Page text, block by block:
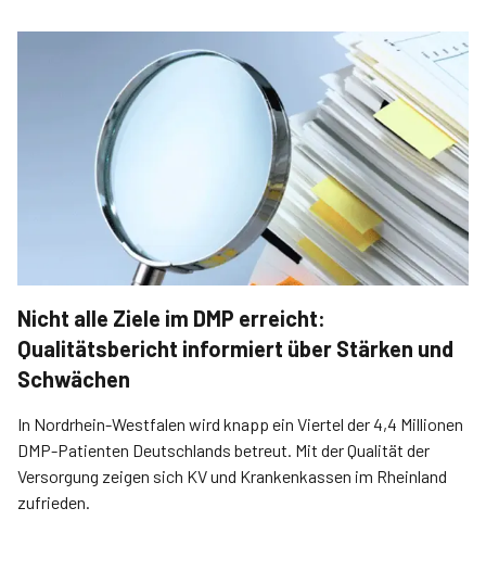
Nicht alle Ziele im DMP erreicht:
Qualitätsbericht informiert über Stärken und
Schwächen
In Nordrhein-Westfalen wird knapp ein Viertel der 4,4 Millionen
DMP-Patienten Deutschlands betreut. Mit der Qualität der
Versorgung zeigen sich KV und Krankenkassen im Rheinland
zufrieden.